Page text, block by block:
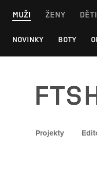
MUŽI ŽENY DĚTI
NOVINKY BOTY
FTSHP blog
Projekty